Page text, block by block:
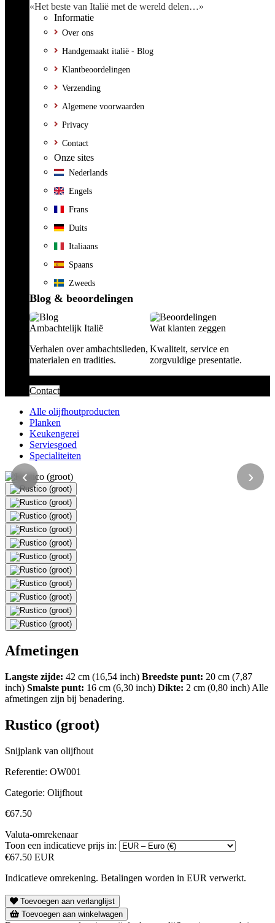
«Het beste van Italië met de wereld delen…»
Informatie
Over ons
Handgemaakt italië - Blog
Klantbeoordelingen
Verzending
Algemene voorwaarden
Privacy
Contact
Onze sites
Nederlands
Engels
Frans
Duits
Italiaans
Spaans
Zweeds
Blog & beoordelingen
Ambachtelijk Italië
Verhalen over ambachtslieden,
materialen en tradities.
Wat klanten zeggen
Kwaliteit, service en
zorgvuldige presentatie.
Contact
Alle olijfhoutproducten
Planken
Keukengerei
Serviesgoed
Specialiteiten
‹ ›
Afmetingen
Langste zijde: 42 cm (16,54 inch) Breedste punt: 20 cm (7,87
inch) Smalste punt: 16 cm (6,30 inch) Dikte: 2 cm (0,80 inch) Alle
afmetingen zijn bij benadering.
Rustico (groot)
Snijplank van olijfhout
Referentie: OW001
Categorie: Olijfhout
€67.50
Valuta-omrekenaar
Toon een indicatieve prijs in:
€67.50 EUR
Indicatieve omrekening. Betalingen worden in EUR verwerkt.
Toevoegen aan verlanglijst
Toevoegen aan winkelwagen